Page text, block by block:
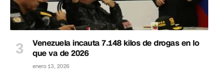
Venezuela incauta 7.148 kilos de drogas en lo
que va de 2026
enero 13, 2026